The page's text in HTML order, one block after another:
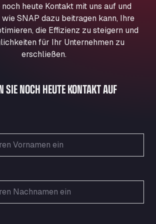
24, 68219
Bockel
1, 27404
Bockenem
Merklingen
1, 66871
- XXL Truckwash.de
Services
CO77SL
Rico
km 47, 28300
noch heute Kontakt mit uns auf und
SNAP dazu beitragen kann, Ihre
die Effizienz zu steigern und
für Ihr Unternehmen zu
erschließen.
SIE NOCH HEUTE KONTAKT AUF